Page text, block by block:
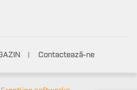
Contactează-ne